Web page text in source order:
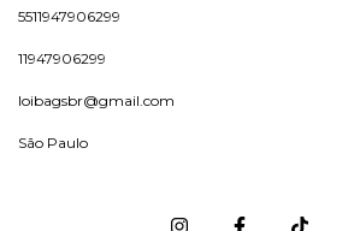
5511947906299
11947906299
loibagsbr@gmail.com
São Paulo